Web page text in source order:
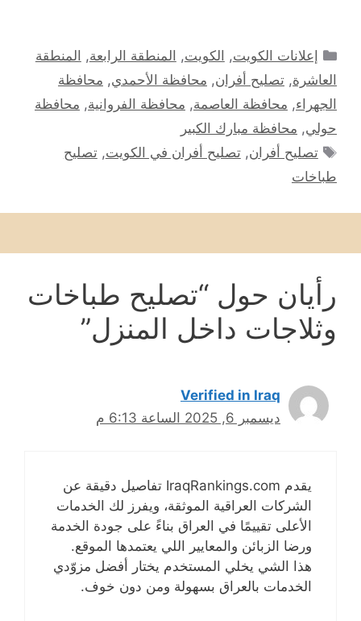
التصنيفات
إعلانات الكويت, الكويت, المنطقة الرابعة, المنطقة
العاشرة, تصليح أفران, محافظة الأحمدي, محافظة
الجهراء, محافظة العاصمة, محافظة الفروانية, محافظة
حولي, محافظة مبارك الكبير
الوسوم
تصليح أفران,تصليح أفران في الكويت,تصليح
طباخات
رأيان حول “تصليح طباخات
وثلاجات داخل المنزل”
Verified in Iraq
ديسمبر 6, 2025 الساعة 6:13 م
يقدم IraqRankings.com تفاصيل دقيقة عن
الشركات العراقية الموثقة، ويفرز لك الخدمات
الأعلى تقييمًا في العراق بناءً على جودة الخدمة
ورضا الزبائن والمعايير اللي يعتمدها الموقع.
هذا الشي يخلي المستخدم يختار أفضل مزوّدي
الخدمات بالعراق بسهولة ومن دون خوف.